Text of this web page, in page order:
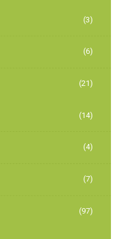
(3)
(6)
(21)
(14)
(4)
(7)
(97)